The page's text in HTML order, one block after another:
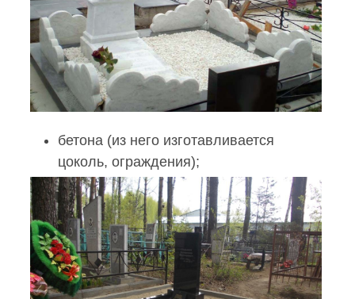
бетона (из него изготавливается
цоколь, ограждения);